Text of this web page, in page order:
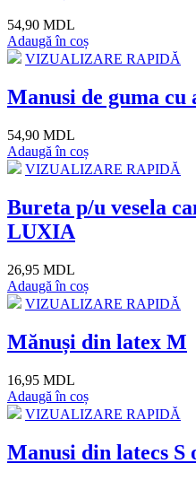
54,90 MDL
Adaugă în coș
VIZUALIZARE RAPIDĂ
Manusi de guma cu
54,90 MDL
Adaugă în coș
VIZUALIZARE RAPIDĂ
Bureta p/u vesela
LUXIA
26,95 MDL
Adaugă în coș
VIZUALIZARE RAPIDĂ
Mănuși din latex M
16,95 MDL
Adaugă în coș
VIZUALIZARE RAPIDĂ
Manusi din latecs S